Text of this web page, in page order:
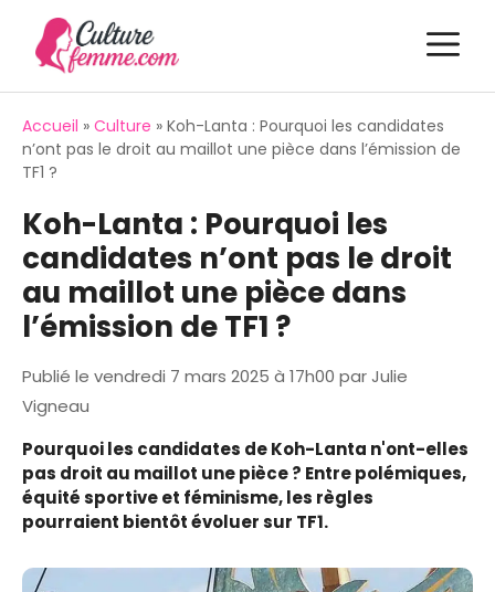
contenu
Accueil » Culture » Koh-Lanta : Pourquoi les candidates
n’ont pas le droit au maillot une pièce dans l’émission de
TF1 ?
Koh-Lanta : Pourquoi les
candidates n’ont pas le droit
au maillot une pièce dans
l’émission de TF1 ?
Publié le vendredi 7 mars 2025 à 17h00 parJulie
Vigneau
Pourquoi les candidates de Koh-Lanta n'ont-elles
pas droit au maillot une pièce ? Entre polémiques,
équité sportive et féminisme, les règles
pourraient bientôt évoluer sur TF1.